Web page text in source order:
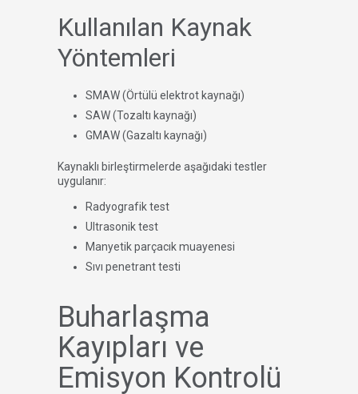
Kullanılan Kaynak
Yöntemleri
SMAW (Örtülü elektrot kaynağı)
SAW (Tozaltı kaynağı)
GMAW (Gazaltı kaynağı)
Kaynaklı birleştirmelerde aşağıdaki testler
uygulanır:
Radyografik test
Ultrasonik test
Manyetik parçacık muayenesi
Sıvı penetrant testi
Buharlaşma
Kayıpları ve
Emisyon Kontrolü